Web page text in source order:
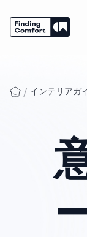
content
/ インテリアガ